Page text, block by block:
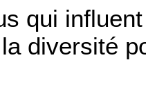
qui
diversité